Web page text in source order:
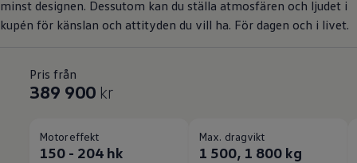
minst designen. Dessutom kan du ställa atmosfären och ljudet i
kupén för känslan och attityden du vill ha. För dagen och i livet.
Pris från
389 900 kr
Motoreffekt
150 - 204 hk
Max. dragvikt
1 500, 1 800 kg